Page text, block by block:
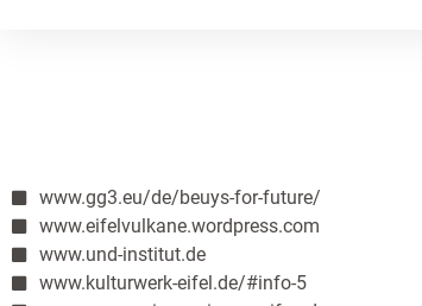
www.gg3.eu/de/beuys-for-future/
www.eifelvulkane.wordpress.com
www.und-institut.de
www.kulturwerk-eifel.de/#info-5